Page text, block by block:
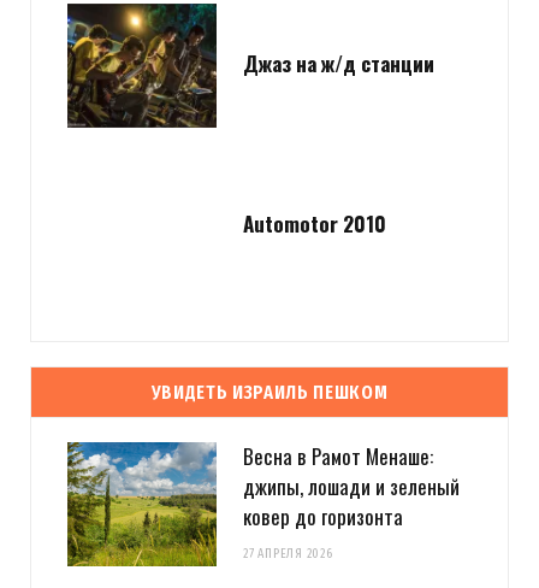
Джаз на ж/д станции
Automotor 2010
УВИДЕТЬ ИЗРАИЛЬ ПЕШКОМ
Весна в Рамот Менаше:
джипы, лошади и зеленый
ковер до горизонта
27 АПРЕЛЯ 2026